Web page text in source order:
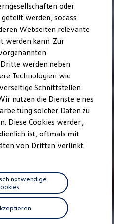
HU/AU
Unfallhilfe
Zubehör
oder
werden, sodass
Webseiten relevante
werden kann. Zur
werden neben
Technologien wie
Schnittstellen
nutzen die Dienste eines
solcher Daten zu
Diese Cookies werden,
ist, oftmals mit
von Dritten verlinkt.
notwendige